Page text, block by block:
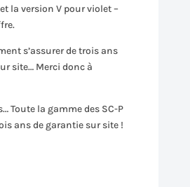
la version V pour violet –
s’assurer de trois ans
site… Merci donc à
Toute la gamme des SC-P
ans de garantie sur site !